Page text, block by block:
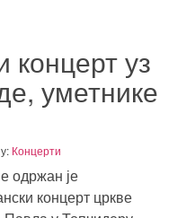
концерт уз
уметнике
Концерти
одржан је
концерт цркве